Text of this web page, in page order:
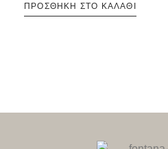
ΠΡΟΣΘΉΚΗ ΣΤΟ ΚΑΛΆΘΙ